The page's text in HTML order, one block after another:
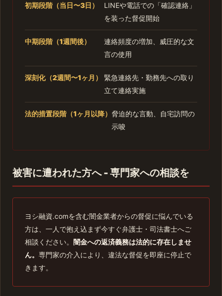
初期段階（当日〜3日）
LINEや電話での「確認連絡」
を装った督促開始
中期段階（1週間後）
連絡頻度の増加、威圧的な文
言の使用
深刻化（2週間〜1ヶ月）
緊急連絡先・勤務先への取り
立て連絡実施
法的措置段階（1ヶ月以降） 脅迫的な言動、自宅訪問の
示唆
被害に遭われた方へ - 専門家への相談を
ヨシ融資.comを含む闇金業者からの督促に悩んでいる
方は、一人で抱え込まず今すぐ弁護士・司法書士へご
相談ください。 闇金への返済義務は法的に存在しませ
ん。 専門家の介入により、違法な督促を即座に停止で
きます。